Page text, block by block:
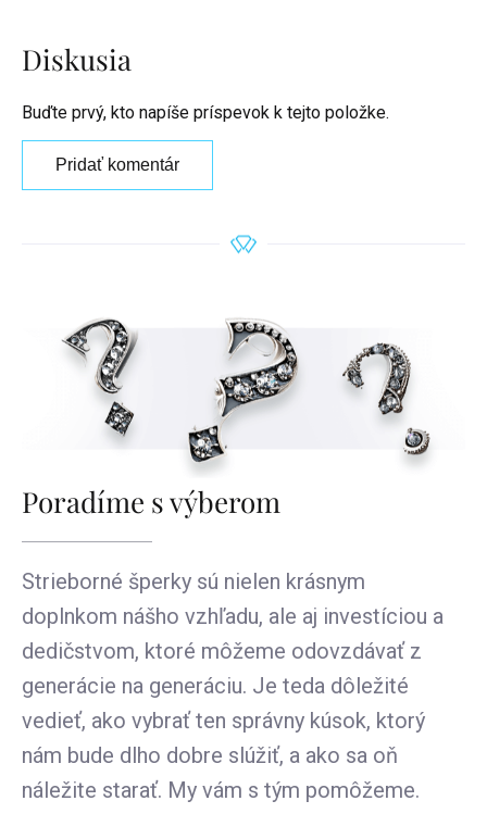
Diskusia
Buďte prvý, kto napíše príspevok k tejto položke.
Pridať komentár
Poradíme s výberom
Strieborné šperky sú nielen krásnym
doplnkom nášho vzhľadu, ale aj investíciou a
dedičstvom, ktoré môžeme odovzdávať z
generácie na generáciu. Je teda dôležité
vedieť, ako vybrať ten správny kúsok, ktorý
nám bude dlho dobre slúžiť, a ako sa oň
náležite starať. My vám s tým pomôžeme.